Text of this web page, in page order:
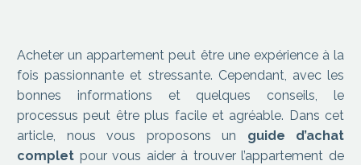
Acheter un appartement peut être une expérience à la
fois passionnante et stressante. Cependant, avec les
bonnes informations et quelques conseils, le
processus peut être plus facile et agréable. Dans cet
article, nous vous proposons un guide d’achat
complet pour vous aider à trouver l’appartement de